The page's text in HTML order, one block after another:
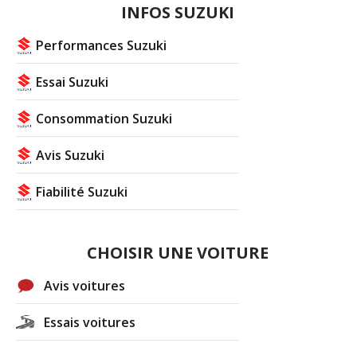
INFOS SUZUKI
Performances Suzuki
Essai Suzuki
Consommation Suzuki
Avis Suzuki
Fiabilité Suzuki
CHOISIR UNE VOITURE
Avis voitures
Essais voitures